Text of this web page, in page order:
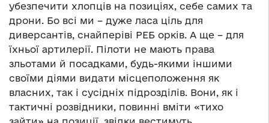
убезпечити хлопців на позиціях, себе самих та
дрони. Бо всі ми – дуже ласа ціль для
диверсантів, снайперіві РЕБ орків. А ще – для
їхньої артилерії. Пілоти не мають права
зльотами й посадками, будь-якими іншими
своїми діями видати місцеположення як
власних, так і сусідніх підрозділів. Вони, як і
тактичні розвідники, повинні вміти «тихо